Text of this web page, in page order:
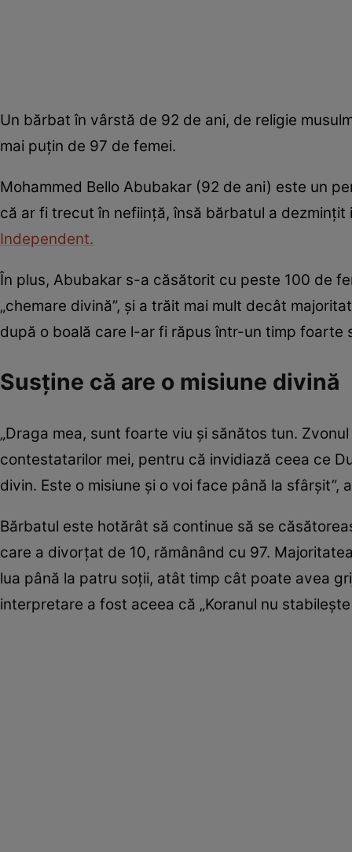
Un bărbat în vârstă de 92 de ani, de religie
mai puțin de 97 de femei.
Mohammed Bello Abubakar (92 de ani) este un
că ar fi trecut în neființă, însă bărbatul a
Independent.
În plus, Abubakar s-a căsătorit cu peste 100 de
„chemare divină”, și a trăit mai mult decât
după o boală care l-ar fi răpus într-un timp
Susține că are o misiune divină
„Draga mea, sunt foarte viu și sănătos tun.
contestatarilor mei, pentru că invidiază ceea ce
divin. Este o misiune și o voi face până la
Bărbatul este hotărât să continue să se
care a divorțat de 10, rămânând cu 97.
lua până la patru soții, atât timp cât poate avea
interpretare a fost aceea că „Koranul nu